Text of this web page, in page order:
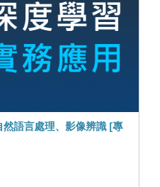
語言處理、影像辨識 [專